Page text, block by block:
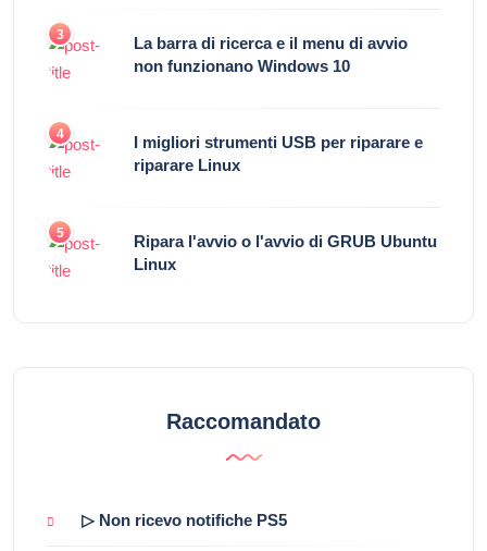
3
La barra di ricerca e il menu di avvio
non funzionano Windows 10
4
I migliori strumenti USB per riparare e
riparare Linux
5
Ripara l'avvio o l'avvio di GRUB Ubuntu
Linux
Raccomandato
▷ Non ricevo notifiche PS5